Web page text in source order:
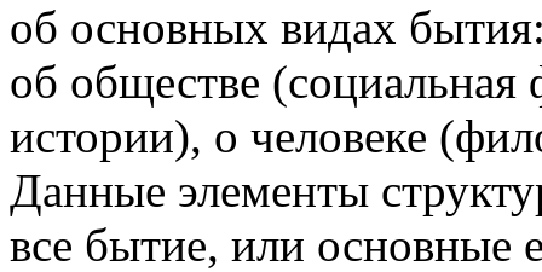
об основных видах
об обществе
истории), о человеке
Данные элементы
все бытие, или основные